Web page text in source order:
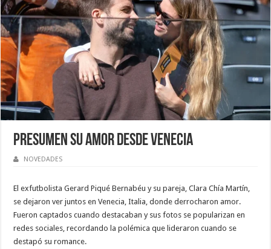
Presumen su amor desde Venecia
NOVEDADES
El exfutbolista Gerard Piqué Bernabéu y su pareja, Clara Chía Martín,
se dejaron ver juntos en Venecia, Italia, donde derrocharon amor.
Fueron captados cuando destacaban y sus fotos se popularizan en
redes sociales, recordando la polémica que lideraron cuando se
destapó su romance.